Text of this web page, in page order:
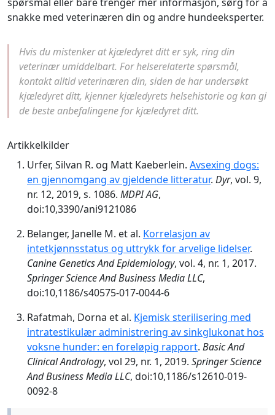
snakke med veterinæren din og andre hundeeksperter.
Hvis du mistenker at kjæledyret ditt er syk, ring din
veterinær umiddelbart. For helserelaterte spørsmål,
kontakt alltid veterinæren din, siden de har undersøkt
kjæledyret ditt, kjenner kjæledyrets helsehistorie og kan gi
de beste anbefalingene for kjæledyret ditt.
Artikkelkilder
Urfer, Silvan R. og Matt Kaeberlein. Avsexing dogs:
en gjennomgang av gjeldende litteratur. Dyr, vol. 9,
nr. 12, 2019, s. 1086. MDPI AG,
doi:10,3390/ani9121086
Belanger, Janelle M. et al. Korrelasjon av
intetkjønnsstatus og uttrykk for arvelige lidelser.
Canine Genetics And Epidemiology, vol. 4, nr. 1, 2017.
Springer Science And Business Media LLC,
doi:10,1186/s40575-017-0044-6
Rafatmah, Dorna et al. Kjemisk sterilisering med
intratestikulær administrering av sinkglukonat hos
voksne hunder: en foreløpig rapport. Basic And
Clinical Andrology, vol 29, nr. 1, 2019. Springer Science
And Business Media LLC, doi:10,1186/s12610-019-
0092-8